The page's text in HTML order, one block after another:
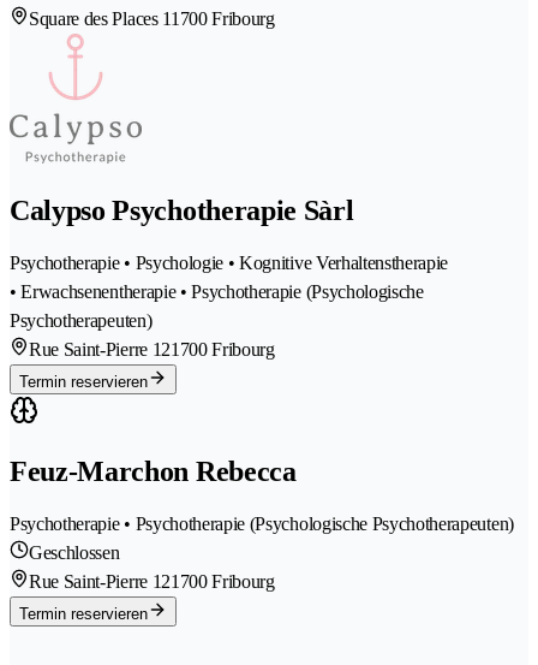
Square des Places 11700 Fribourg
Calypso Psychotherapie Sàrl
Psychotherapie • Psychologie • Kognitive Verhaltenstherapie
• Erwachsenentherapie • Psychotherapie (Psychologische
Psychotherapeuten)
Rue Saint-Pierre 121700 Fribourg
Termin reservieren
Feuz-Marchon Rebecca
Psychotherapie • Psychotherapie (Psychologische Psychotherapeuten)
Geschlossen
Rue Saint-Pierre 121700 Fribourg
Termin reservieren